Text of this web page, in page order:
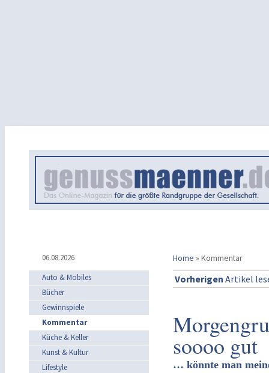
06.08.2026 Home » Kommentar
Auto & Mobiles
Bücher
Gewinnspiele
Kommentar
Küche & Keller
Kunst & Kultur
Lifestyle
Vorherigen Artikel
soooo gut
… könnte man